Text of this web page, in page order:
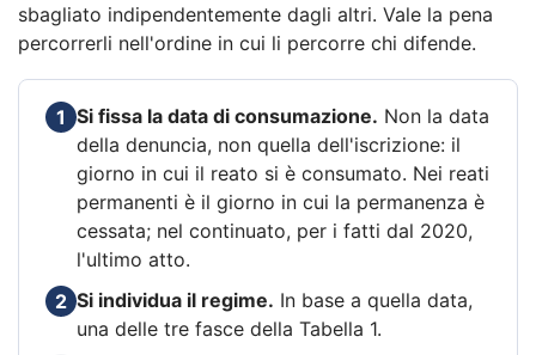
sbagliato indipendentemente dagli altri. Vale la pena
percorrerli nell'ordine in cui li percorre chi difende.
1 Si fissa la data di consumazione. Non la data
della denuncia, non quella dell'iscrizione: il
giorno in cui il reato si è consumato. Nei reati
permanenti è il giorno in cui la permanenza è
cessata; nel continuato, per i fatti dal 2020,
l'ultimo atto.
2 Si individua il regime. In base a quella data,
una delle tre fasce della Tabella 1.